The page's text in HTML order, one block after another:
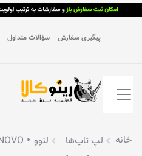
پیگیری سفارش سؤالات متداول
خانه لپ تاپ‌ها
لنوو ‣ LENOVO